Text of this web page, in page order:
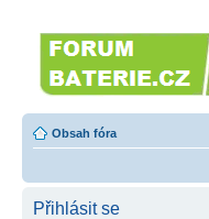
Obsah fóra
Přihlásit se